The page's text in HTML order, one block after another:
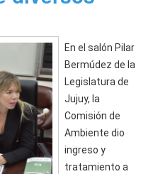
En el salón Pilar
Bermúdez de la
Legislatura de
Jujuy, la
Comisión de
Ambiente dio
ingreso y
tratamiento a